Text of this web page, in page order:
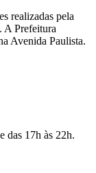
realizadas pela
A Prefeitura
Avenida Paulista.
das 17h às 22h.